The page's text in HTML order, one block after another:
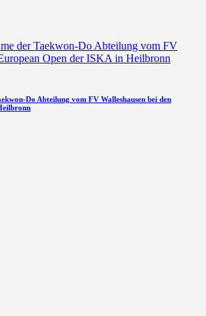
Do Abteilung vom FV Walleshausen bei den